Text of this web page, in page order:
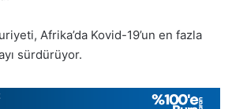
Afrika’da Kovid-19’un en fazla
sürdürüyor.